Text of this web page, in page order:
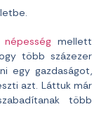
mellett
több százezer
egy gazdaságot,
azt. Láttuk már
több